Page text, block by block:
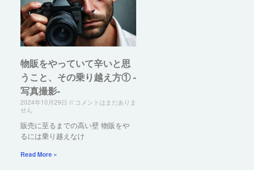
物販をやっていて辛いと思
うこと、その乗り越え方① -
写真撮影-
2024年10月29日
コメントはまだありま
せん
販売に至るまでの高い壁 物販をや
るには乗り越えなけ
Read More »